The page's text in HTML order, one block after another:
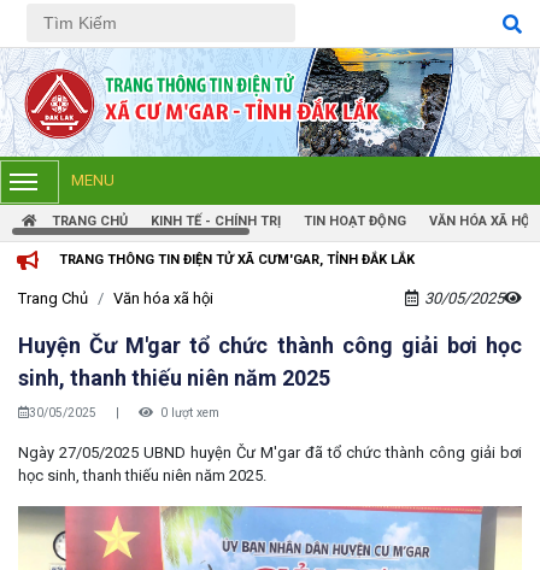
Tiếng Việt Tiếng Anh
MENU
TRANG CHỦ KINH TẾ - CHÍNH TRỊ TIN HOẠT ĐỘNG VĂN HÓA XÃ HỘI
TIN ĐIỆN TỬ XÃ CƯM'GAR, TỈNH ĐẮK LẮK
Trang Chủ Văn hóa xã hội 30/05/2025
Huyện Čư M'gar tổ chức thành công giải bơi học
sinh, thanh thiếu niên năm 2025
30/05/2025 | 0 lượt xem
Ngày 27/05/2025 UBND huyện Čư M'gar đã tổ chức thành công giải bơi
học sinh, thanh thiếu niên năm 2025.